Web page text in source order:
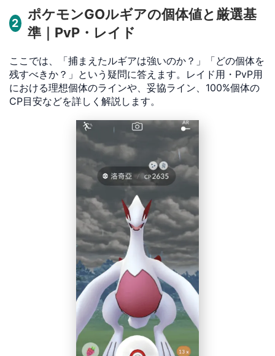
2
ポケモンGOルギアの個体値と厳選基
準｜PvP・レイド
ここでは、「捕まえたルギアは強いのか？」「どの個体を
残すべきか？」という疑問に答えます。レイド用・PvP用
における理想個体のラインや、妥協ライン、100%個体の
CP目安などを詳しく解説します。